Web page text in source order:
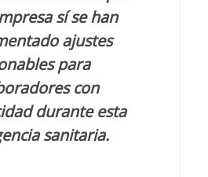
sí se han
ajustes
para
con
durante esta
sanitaria.